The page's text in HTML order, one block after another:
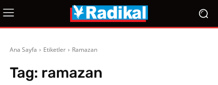
Ana Sayfa Etiketler Ramazan
Tag: ramazan